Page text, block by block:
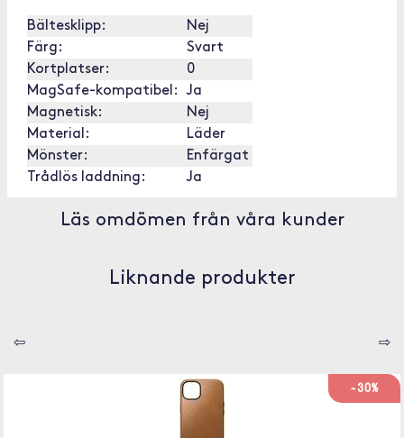
Bältesklipp:
Nej
Färg:
Svart
Kortplatser:
0
MagSafe-kompatibel:
Ja
Magnetisk:
Nej
Material:
Läder
Mönster:
Enfärgat
Trådlös laddning:
Ja
Läs omdömen från våra kunder
Liknande produkter
⇦ ⇨
-30%